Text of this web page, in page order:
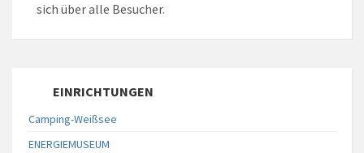
sich über alle Besucher.
EINRICHTUNGEN
Camping-Weißsee
ENERGIEMUSEUM